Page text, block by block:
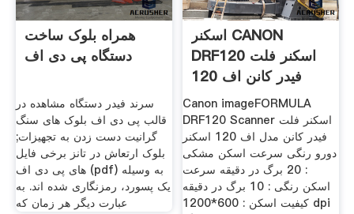
همراه بلوک ساخت
دستگاه پی دی اف
سرند فیدر دستگاه مشاهده در
قالب پی دی اف بلوک های سنگ
گرانیت دست زدن به تجهیزات;
بلوک ارتعاش در تانز برخی فایل
های پی دی اف (pdf) به وسیله
یک پسورد، رمزنگاری شده اند. به
عبارت دیگر هر زمان که
اسکنر CANON
DRF120 اسکنر فلت
فیدر کانن اف 120
Canon imageFORMULA
DRF120 Scanner اسکنر فلت
فیدر کانن مدل اف 120 اسکنر
دورو رنگی سرعت اسکن مشکی
: 20 برگ در دقیقه سرعت
اسکن رنگی : 10 برگ در دقیقه
کیفیت اسکن : 600*1200 dpi